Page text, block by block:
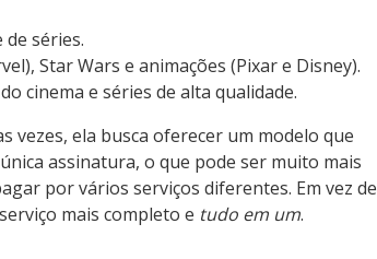
séries.
Star Wars e animações (Pixar e Disney).
cinema e séries de alta qualidade.
vezes, ela busca oferecer um modelo que
assinatura, o que pode ser muito mais
por vários serviços diferentes. Em vez de
mais completo e tudo em um.